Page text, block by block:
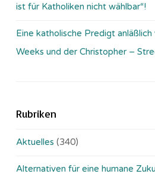
ist für Katholiken nicht wählbar“!
Eine katholische Predigt
Weeks und der Christopher –
Rubriken
Aktuelles (340)
Alternativen für eine humane